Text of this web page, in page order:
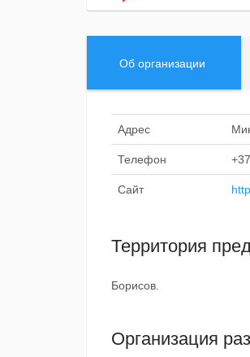
Об организации
Адрес
Телефон
Сайт
Территория
Борисов.
Организация